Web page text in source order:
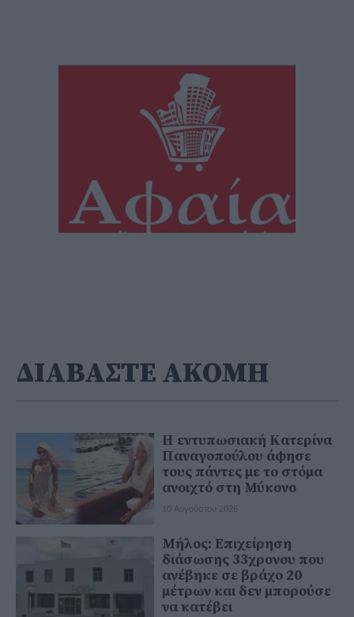
ΔΙΑΒΑΣΤΕ ΑΚΟΜΗ
Η εντυπωσιακή Κατερίνα
Παναγοπούλου άφησε
τους πάντες με το στόμα
ανοιχτό στη Μύκονο
10 Αυγούστου 2026
Μήλος: Επιχείρηση
διάσωσης 33χρονου που
ανέβηκε σε βράχο 20
μέτρων και δεν μπορούσε
να κατέβει